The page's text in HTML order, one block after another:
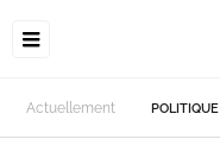
Actuellement POLITIQUE